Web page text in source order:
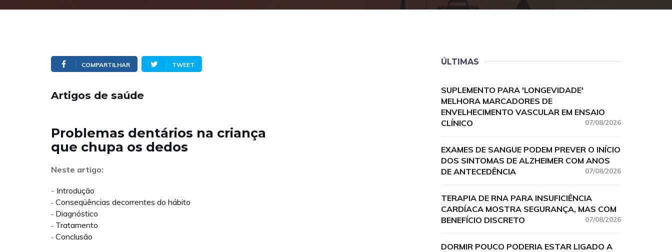
COMPARTILHAR TWEET
Artigos de saúde
Problemas dentários na criança
que chupa os dedos
Neste artigo:
- Introdução
- Conseqüências decorrentes do hábito
- Diagnóstico
- Tratamento
- Conclusão
ÚLTIMAS
SUPLEMENTO PARA 'LONGEVIDADE'
MELHORA MARCADORES DE
ENVELHECIMENTO VASCULAR EM ENSAIO
CLÍNICO
07/08/2026
EXAMES DE SANGUE PODEM PREVER O INÍCIO
DOS SINTOMAS DE ALZHEIMER COM ANOS
DE ANTECEDÊNCIA
07/08/2026
TERAPIA DE RNA PARA INSUFICIÊNCIA
CARDÍACA MOSTRA SEGURANÇA, MAS COM
BENEFÍCIO DISCRETO
07/08/2026
DORMIR POUCO PODERIA ESTAR LIGADO A